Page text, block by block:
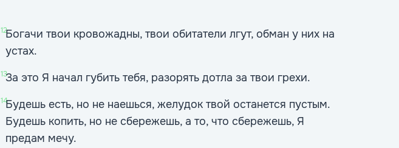
12Богачи твои кровожадны, твои обитатели лгут, обман у них на
устах.
13За это Я начал губить тебя, разорять дотла за твои грехи.
14Будешь есть, но не наешься, желудок твой останется пустым.
Будешь копить, но не сбережешь, а то, что сбережешь, Я
предам мечу.